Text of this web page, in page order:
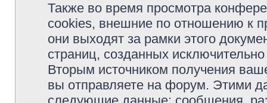
Также во время просмотра
cookies, внешние по отношению к
они выходят за рамки этого
страниц, созданных
Вторым источником получения
вы отправляете на форум. Этими